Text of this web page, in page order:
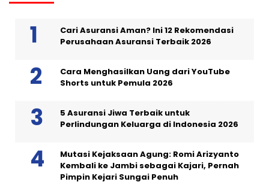
Cari Asuransi Aman? Ini 12 Rekomendasi
Perusahaan Asuransi Terbaik 2026
Cara Menghasilkan Uang dari YouTube
Shorts untuk Pemula 2026
5 Asuransi Jiwa Terbaik untuk
Perlindungan Keluarga di Indonesia 2026
Mutasi Kejaksaan Agung: Romi Arizyanto
Kembali ke Jambi sebagai Kajari, Pernah
Pimpin Kejari Sungai Penuh